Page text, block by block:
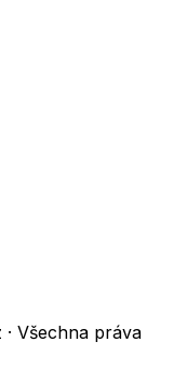
Všechna práva